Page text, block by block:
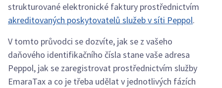
strukturované elektronické faktury prostřednictvím
akreditovaných poskytovatelů služeb v síti Peppol.
V tomto průvodci se dozvíte, jak se z vašeho
daňového identifikačního čísla stane vaše adresa
Peppol, jak se zaregistrovat prostřednictvím služby
EmaraTax a co je třeba udělat v jednotlivých fázích